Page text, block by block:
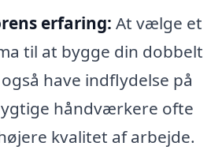
erfaring: At vælge et
til at bygge din dobbelt
have indflydelse på
håndværkere ofte
kvalitet af arbejde.